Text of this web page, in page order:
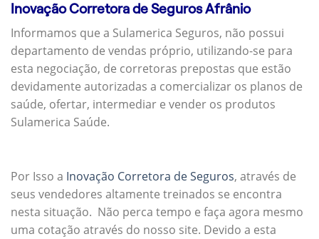
Inovação Corretora de Seguros Afrânio
Informamos que a Sulamerica Seguros, não possui
departamento de vendas próprio, utilizando-se para
esta negociação, de corretoras prepostas que estão
devidamente autorizadas a comercializar os planos de
saúde, ofertar, intermediar e vender os produtos
Sulamerica Saúde.
Por Isso a Inovação Corretora de Seguros, através de
seus vendedores altamente treinados se encontra
nesta situação. Não perca tempo e faça agora mesmo
uma cotação através do nosso site. Devido a esta